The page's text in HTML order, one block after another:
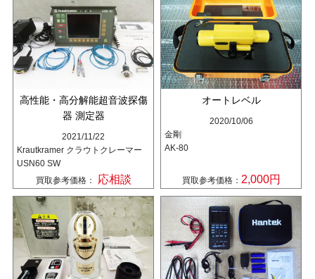
高性能・高分解能超音波探傷
器 測定器
2021/11/22
Krautkramer クラウトクレーマー
USN60 SW
買取参考価格：
応相談
オートレベル
2020/10/06
金剛
AK-80
買取参考価格： 2,000円